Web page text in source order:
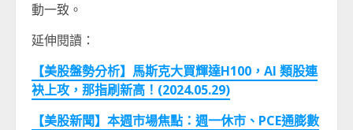
動一致。
延伸閱讀：
【美股盤勢分析】馬斯克大買輝達H100 ，AI 類股連
袂上攻，那指刷新高！(2024.05.29)
【美股新聞】本週市場焦點：週一休市、PCE通膨數